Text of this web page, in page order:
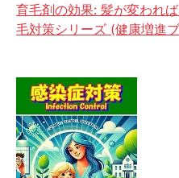
育毛剤の効果: 髪が変われ
毛対策シリーズ (健康増進